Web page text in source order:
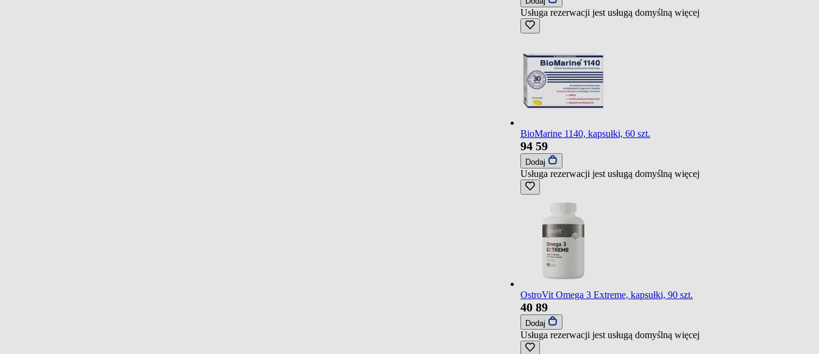
Usługa rezerwacji jest usługą domyślną więcej
BioMarine 1140, kapsułki, 60 szt.
94 59
Dodaj
Usługa rezerwacji jest usługą domyślną więcej
OstroVit Omega 3 Extreme, kapsułki, 90 szt.
40 89
Dodaj
Usługa rezerwacji jest usługą domyślną więcej